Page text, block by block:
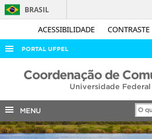
ACESSIBILIDADE CONTRASTE
BRASIL
PORTAL UFPEL
ACESSO À INFORMAÇÃO
COBALTO
CONCURSOS
Coordenação de
Universidade
MENU